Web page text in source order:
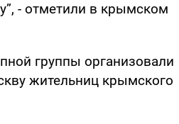
- отметили в крымском
группы организовали
жительниц крымского